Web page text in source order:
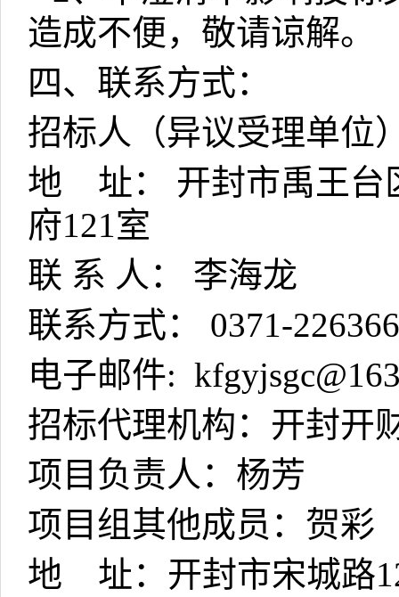
造成不便，敬请谅解。
四、联系方式：
招标人（异议受理单位
地
址： 开封市禹王
府121室
联 系 人： 李海龙
联系方式：
0371-
电子邮件:
招标代理机构：开封开
项目负责人：杨芳
项目组其他成员：贺彩
地
址：开封市宋城路